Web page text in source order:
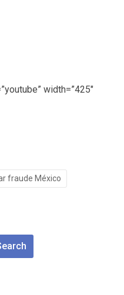
width=”425″
fraude México